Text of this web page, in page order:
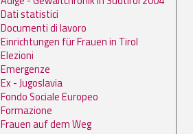
Dati statistici
Documenti di lavoro
Einrichtungen für Frauen in Tirol
Elezioni
Emergenze
Ex - Jugoslavia
Fondo Sociale Europeo
Formazione
Frauen auf dem Weg